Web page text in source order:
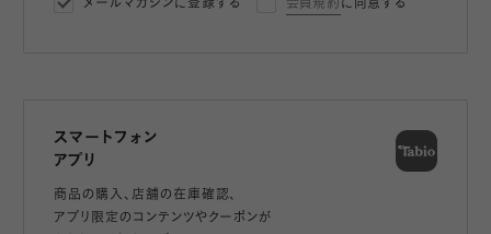
メールマガジンに登録する 会員規約 に同意する
スマートフォン
アプリ
商品の購入、店舗の在庫確認、
アプリ限定のコンテンツやクーポンが